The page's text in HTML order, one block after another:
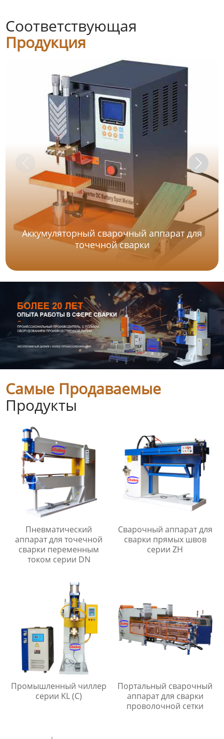
Соответствующая
Продукция
Аккумуляторный сварочный аппарат для
точечной сварки
Самые Продаваемые
Продукты
Пневматический
аппарат для точечной
сварки переменным
током серии DN
Сварочный аппарат для
сварки прямых швов
серии ZH
Промышленный чиллер
серии KL (C)
Портальный сварочный
аппарат для сварки
проволочной сетки